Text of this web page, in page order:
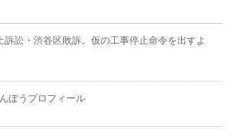
訴訟・渋谷区敗訴。仮の工事停止命令を出すよ
ぽうプロフィール